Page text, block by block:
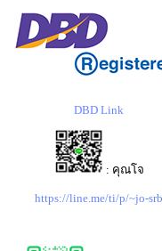
DBD Link
: คุณโจ
https://line.me/ti/p/~jo-srb